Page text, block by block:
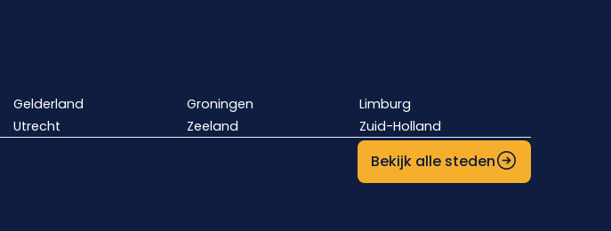
Gelderland Groningen
Limburg
Utrecht Zeeland Zuid-Holland
Bekijk alle steden